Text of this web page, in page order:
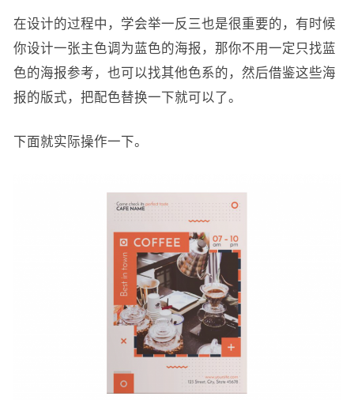
在设计的过程中，学会举一反三也是很重要的，有时候
你设计一张主色调为蓝色的海报，那你不用一定只找蓝
色的海报参考，也可以找其他色系的，然后借鉴这些海
报的版式，把配色替换一下就可以了。
下面就实际操作一下。